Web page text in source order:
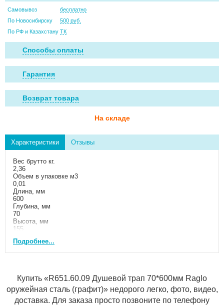
Самовывоз
бесплатно
По Новосибирску
500 руб.
По РФ и Казахстану ТК
Способы оплаты
Гарантия
Возврат товара
На складе
Характеристики Отзывы
Вес брутто кг.
2,36
Объем в упаковке м3
0,01
Длина, мм
600
Глубина, мм
70
Высота, мм
155
оружейная сталь (графит)
Гарантийный срок
универсальное
Материал корпуса
нержавеющая сталь
Подробнее...
Купить «R651.60.09 Душевой трап 70*600мм Raglo
оружейная сталь (графит)» недорого легко, фото, видео,
доставка. Для заказа просто позвоните по телефону